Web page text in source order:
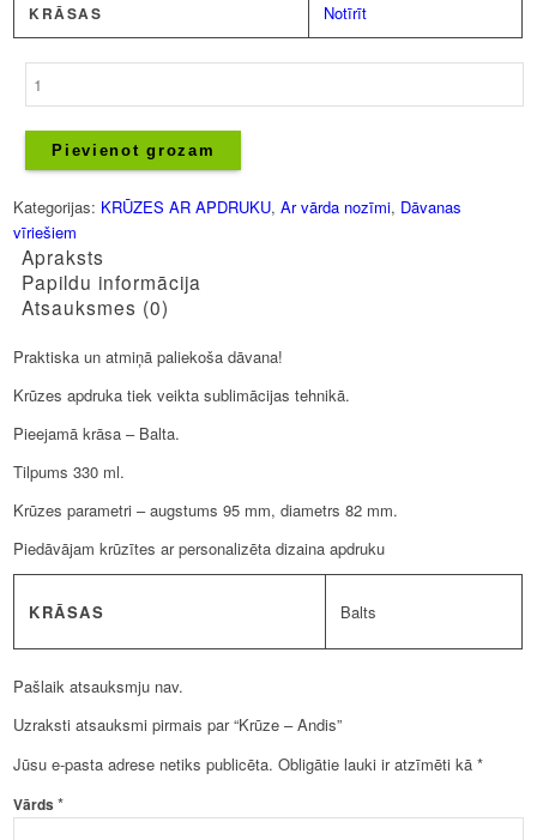
KRĀSAS Notīrīt
daudzums
Pievienot grozam
Kategorijas: KRŪZES AR APDRUKU,Ar vārda nozīmi, Dāvanas
vīriešiem
Apraksts
Papildu informācija
Atsauksmes (0)
Praktiska un atmiņā paliekoša dāvana!
Krūzes apdruka tiek veikta sublimācijas tehnikā.
Pieejamā krāsa – Balta.
Tilpums 330 ml.
Krūzes parametri – augstums 95 mm, diametrs 82 mm.
Piedāvājam krūzītes ar personalizēta dizaina apdruku
KRĀSAS Balts
Pašlaik atsauksmju nav.
Uzraksti atsauksmi pirmais par “Krūze – Andis”
Jūsu e-pasta adrese netiks publicēta. Obligātie lauki ir atzīmēti kā*
Vārds*